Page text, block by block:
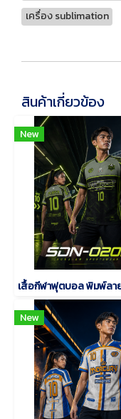
เครื่อง sublimation
สินค้าเกี่ยวข้อง
New
New